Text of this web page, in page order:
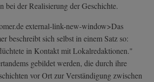
bei der Realisierung der Geschichte.
external-link-new-window>Das
beschreibt sich selbst in einem Satz so:
in Kontakt mit Lokalredaktionen."
gebildet werden, die durch ihre
vor Ort zur Verständigung zwischen